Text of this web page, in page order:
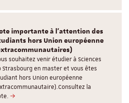
importante à l'attention des
hors Union européenne
souhaitez venir étudier à Sciences
Strasbourg en master et vous êtes
hors Union européenne
la